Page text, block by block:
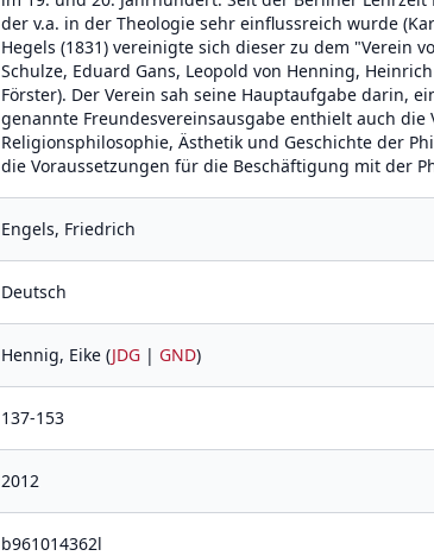
der v.a. in der Theologie sehr einflussreich wurde
Hegels (1831) vereinigte sich dieser zu dem "Verein
Schulze, Eduard Gans, Leopold von Henning,
Förster). Der Verein sah seine Hauptaufgabe darin,
genannte Freundesvereinsausgabe enthielt auch die
Religionsphilosophie, Ästhetik und Geschichte der
die Voraussetzungen für die Beschäftigung mit der
Engels, Friedrich
Deutsch
Hennig, Eike (JDG | GND)
137-153
2012
b961014362l